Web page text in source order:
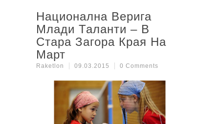
Национална Верига
Млади Таланти – В
Стара Загора Края На
Март
Raketlon 09.03.2015 0 Comments